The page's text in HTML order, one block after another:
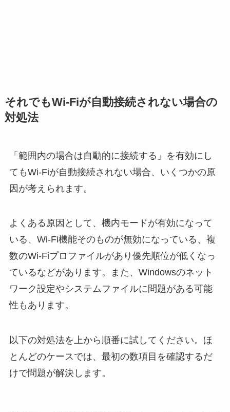
それでもWi-Fiが自動接続されない場合の
対処法
「範囲内の場合は自動的に接続する」を有効にし
てもWi-Fiが自動接続されない場合、いくつかの原
因が考えられます。
よくある原因として、機内モードが有効になって
いる、Wi-Fi機能そのものが無効になっている、複
数のWi-Fiプロファイルがあり優先順位が低くなっ
ているなどがあります。また、Windowsのネット
ワーク設定やシステムファイルに問題がある可能
性もあります。
以下の対処法を上から順番に試してください。ほ
とんどのケースでは、最初の数項目を確認するだ
けで問題が解決します。